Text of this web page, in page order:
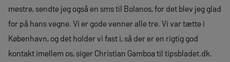
mestre, sendte jeg også en sms til Bolanos, for det blev jeg glad
for på hans vegne. Vi er gode venner alle tre. Vi var tætte i
København, og det holder vi fast i, så der er en rigtig god
kontakt imellem os, siger Christian Gamboa til tipsbladet.dk.